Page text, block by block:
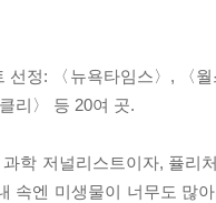
선정: 〈뉴욕타임스〉, 〈
리〉 등 20여 곳.
학 저널리스트이자, 퓰리
속엔 미생물이 너무도 많